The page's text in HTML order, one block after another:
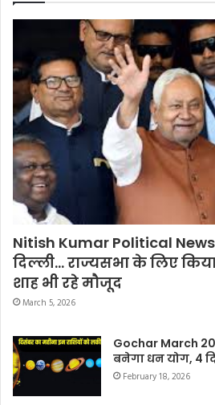
Nitish Kumar Political
दिल्ली… राज्यसभा के लिए
शाह भी रहे मौजूद
March 5, 2026
Gochar March
बनेगा धन योग, 4
February 18, 2026